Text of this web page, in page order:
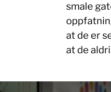
smale
at de er
at de